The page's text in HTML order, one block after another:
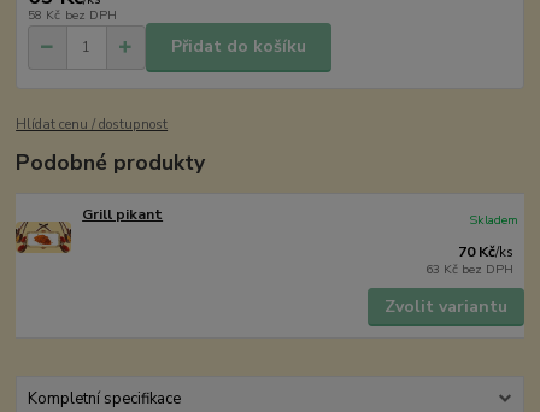
58 Kč bez DPH
Přidat do košíku
Hlídat cenu / dostupnost
Podobné produkty
Grill pikant
70 Kč/ks
63 Kč bez DPH
Skladem
Zvolit variantu
Kompletní specifikace